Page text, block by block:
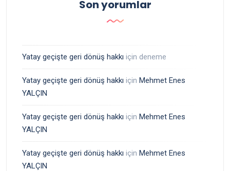
Son yorumlar
Yatay geçişte geri dönüş hakkı için deneme
Yatay geçişte geri dönüş hakkı için Mehmet Enes
YALÇIN
Yatay geçişte geri dönüş hakkı için Mehmet Enes
YALÇIN
Yatay geçişte geri dönüş hakkı için Mehmet Enes
YALÇIN